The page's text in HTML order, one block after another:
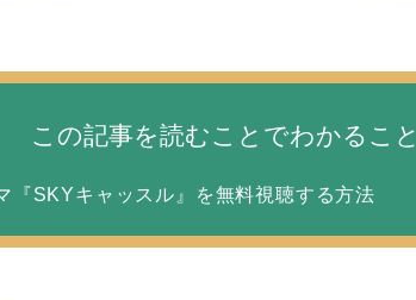
この記事を読むことでわかること
『SKYキャッスル』を無料視聴する方法